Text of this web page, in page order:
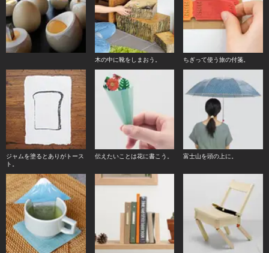
木の中に靴をしまおう。 ちぎって使う旅の付箋。
ジャムを塗るとありがトース
ト。
伝えたいことは花に書こう。 富士山を頭の上に。